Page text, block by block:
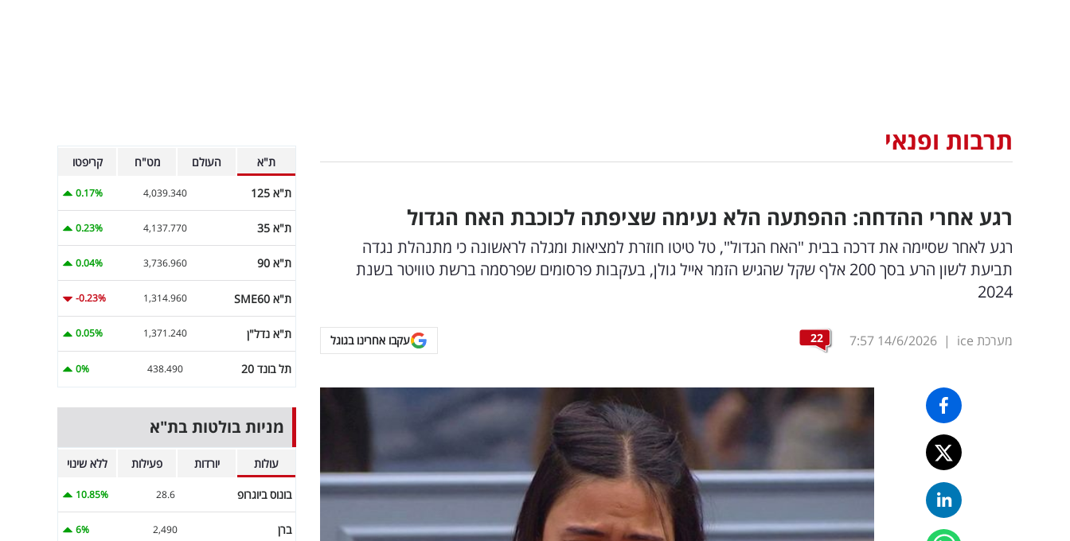
תרבות ופנאי
רגע אחרי ההדחה: ההפתעה הלא נעימה שציפתה לכוכבת האח הגדול
רגע לאחר שסיימה את דרכה בבית "האח הגדול", טל טיטו חוזרת למציאות ומגלה לראשונה כי מתנהלת נגדה
תביעת לשון הרע בסך 200 אלף שקל שהגיש הזמר אייל גולן, בעקבות פרסומים שפרסמה ברשת טוויטר בשנת
2024
מערכת ice |
14/6/2026
7:57
22 עקבו אחרינו בגוגל
ת"א העולם מט"ח קריפטו
ת"א 125 4,039.340
0.17%
ת"א 35 4,137.770
0.23%
ת"א 90 3,736.960
0.04%
ת"א SME60 1,314.960
-0.23%
ת"א נדל"ן 1,371.240
0.05%
תל בונד 20 438.490
0%
מניות בולטות בת"א
עולות יורדות פעילות ללא שינוי
בונוס ביוגרופ 28.6
10.85%
ברן 2,490
6%